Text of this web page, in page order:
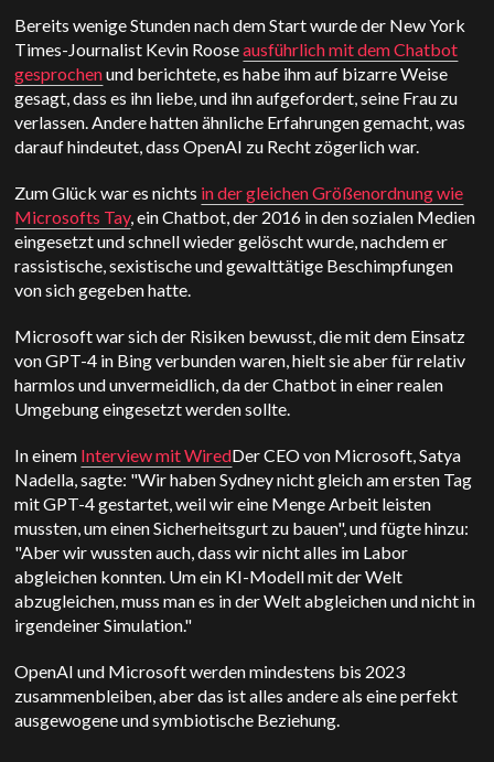
Bereits wenige Stunden nach dem Start wurde der New York
Times-Journalist Kevin Rooseausführlich mit dem Chatbot
gesprochenund berichtete, es habe ihm auf bizarre Weise
gesagt, dass es ihn liebe, und ihn aufgefordert, seine Frau zu
verlassen. Andere hatten ähnliche Erfahrungen gemacht, was
darauf hindeutet, dass OpenAI zu Recht zögerlich war.
Zum Glück war es nichts in der gleichen Größenordnung wie
Microsofts Tay, ein Chatbot, der 2016 in den sozialen Medien
eingesetzt und schnell wieder gelöscht wurde, nachdem er
rassistische, sexistische und gewalttätige Beschimpfungen
von sich gegeben hatte.
Microsoft war sich der Risiken bewusst, die mit dem Einsatz
von GPT-4 in Bing verbunden waren, hielt sie aber für relativ
harmlos und unvermeidlich, da der Chatbot in einer realen
Umgebung eingesetzt werden sollte.
In einem Interview mit WiredDer CEO von Microsoft, Satya
Nadella, sagte: "Wir haben Sydney nicht gleich am ersten Tag
mit GPT-4 gestartet, weil wir eine Menge Arbeit leisten
mussten, um einen Sicherheitsgurt zu bauen", und fügte hinzu:
"Aber wir wussten auch, dass wir nicht alles im Labor
abgleichen konnten. Um ein KI-Modell mit der Welt
abzugleichen, muss man es in der Welt abgleichen und nicht in
irgendeiner Simulation."
OpenAI und Microsoft werden mindestens bis 2023
zusammenbleiben, aber das ist alles andere als eine perfekt
ausgewogene und symbiotische Beziehung.